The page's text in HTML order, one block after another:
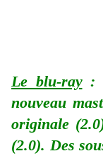
Le blu-ray:
nouveau
originale
(2.0). Des